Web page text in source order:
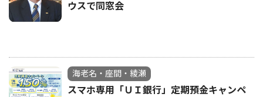
ウスで同窓会
海老名・座間・綾瀬
スマホ専用「ＵＩ銀行」定期預金キャンペ